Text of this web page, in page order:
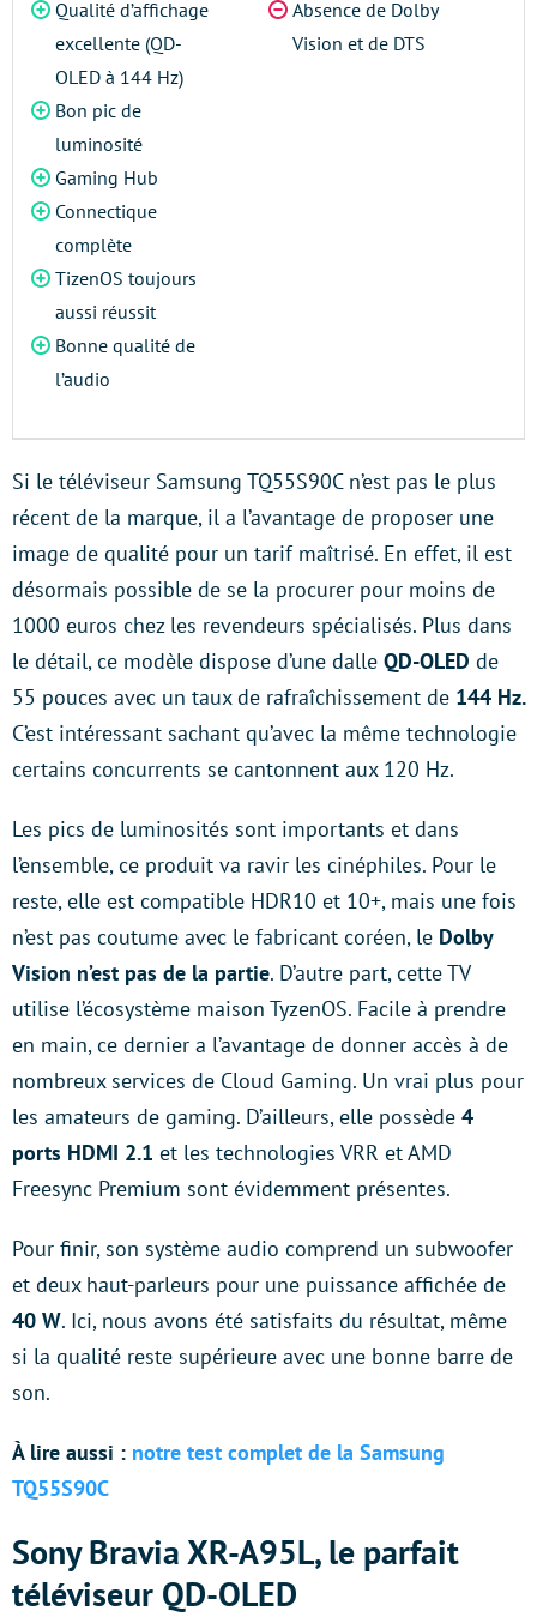
Qualité d’affichage
excellente (QD-
OLED à 144 Hz)
Bon pic de
luminosité
Gaming Hub
Connectique
complète
TizenOS toujours
aussi réussit
Bonne qualité de
l’audio
Absence de Dolby
Vision et de DTS
Si le téléviseur Samsung TQ55S90C n’est pas le plus
récent de la marque, il a l’avantage de proposer une
image de qualité pour un tarif maîtrisé. En effet, il est
désormais possible de se la procurer pour moins de
1000 euros chez les revendeurs spécialisés. Plus dans
le détail, ce modèle dispose d’une dalle QD-OLED de
55 pouces avec un taux de rafraîchissement de 144 Hz.
C’est intéressant sachant qu’avec la même technologie
certains concurrents se cantonnent aux 120 Hz.
Les pics de luminosités sont importants et dans
l’ensemble, ce produit va ravir les cinéphiles. Pour le
reste, elle est compatible HDR10 et 10+, mais une fois
n’est pas coutume avec le fabricant coréen, le Dolby
Vision n’est pas de la partie. D’autre part, cette TV
utilise l’écosystème maison TyzenOS. Facile à prendre
en main, ce dernier a l’avantage de donner accès à de
nombreux services de Cloud Gaming. Un vrai plus pour
les amateurs de gaming. D’ailleurs, elle possède 4
ports HDMI 2.1 et les technologies VRR et AMD
Freesync Premium sont évidemment présentes.
Pour finir, son système audio comprend un subwoofer
et deux haut-parleurs pour une puissance affichée de
40 W. Ici, nous avons été satisfaits du résultat, même
si la qualité reste supérieure avec une bonne barre de
son.
À lire aussi : notre test complet de la Samsung
TQ55S90C
Sony Bravia XR-A95L, le parfait
téléviseur QD-OLED